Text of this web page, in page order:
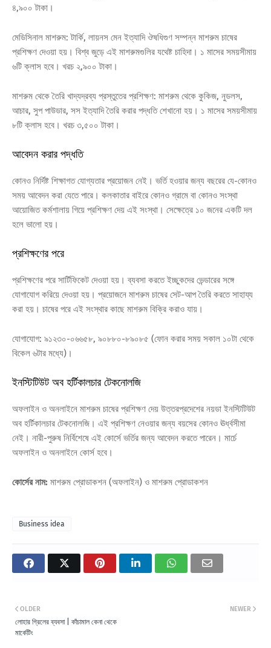
৪,৯০০ টাকা।
মেডিসিনাল মাশরুম: টার্কি, লায়নস মেন ইত্যাদি ঔষধিগুণ সম্পন্ন মাশরুম চাষের
প্রশিক্ষণ দেওয়া হয়। বিশ্ব জুড়ে এই মাশরুমগুলির যথেষ্ট চাহিদা। ১ মাসের সময়সীমায়
৬টি ক্লাস হবে। খরচ ২,৯০০ টাকা।
মাশরুম থেকে তৈরি খাদ্যদ্রব্য প্রস্তুতের প্রশিক্ষণ: মাশরুম থেকে কুকিজ, নুডলস,
আচার, সুপ পাউডার, সস ইত্যাদি তৈরি করার পদ্ধতি শেখানো হয়। ১ মাসের সময়সীমায়
৮টি ক্লাস হবে। খরচ ৩,৫০০ টাকা।
আবেদন করার পদ্ধতি
কোনও নির্দিষ্ট শিক্ষাগত যোগ্যতার প্রয়োজন নেই। ভর্তি হওয়ার জন্য বছরের যে-কোনও
সময় আবেদন করা যেতে পারে। কলকাতার বাইরে কোনও গ্রামে বা কোনও সংস্থা
আয়োজিত কর্মশালায় গিয়ে প্রশিক্ষণ দেয় এই সংস্থা। সেক্ষেত্রে ১০ জনের একটি দল
হলে ভালো হয়।
প্রশিক্ষণের পরে
প্রশিক্ষণের পরে সার্টিফিকেট দেওয়া হয়। ব্যবসা করতে ইচ্ছুকদের ভেন্ডারের সঙ্গে
যোগাযোগ করিয়ে দেওয়া হয়। প্রয়োজনে মাশরুম চাষের সেট-আপ তৈরি করতে সাহায্য
করা হয়। চাষের পরে এই সংস্থার কাছে মাশরুম বিক্রি করাও যায়।
যোগাযোগ: ৯১২৩০-০৬৬৫৮, ৯০৮৮০-৮৯০৮৫ (ফোন করার সময় সকাল ১০টা থেকে
বিকেল ৬টার মধ্যে)।
ইনস্টিটিউট অব হর্টিকালচার টেকনোলজি
অফলাইন ও অনলাইনে মাশরুম চাষের প্রশিক্ষণ দেয় উত্তরপ্রদেশের নয়ডা ইনস্টিটিউট
অব হর্টিকালচার টেকনোলজি। এই প্রশিক্ষণ নেওয়ার জন্য বয়সের কোনও ঊর্ধ্বসীমা
নেই। নারী-পুরুষ নির্বিশেষে এই কোর্সে ভর্তির জন্য আবেদন করতে পারেন। মার্চে
অফলাইন ও অনলাইনে কোর্স হবে।
কোর্সের নাম: মাশরুম প্রোডাকশন (অফলাইন) ও মাশরুম প্রোডাকশন
Business idea
NEWER
OLDER
লোহার গ্রিলের ব্যবসা | কাঁচামাল কেনা থেকে
মার্কেটিং